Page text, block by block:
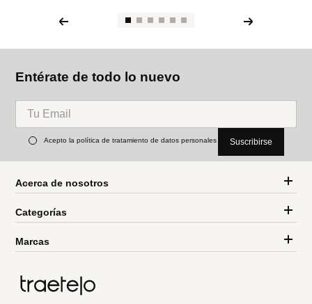
Entérate de todo lo nuevo
Acepto la política de tratamiento de datos personales Suscribirse
Acerca de nosotros
Categorías
Marcas